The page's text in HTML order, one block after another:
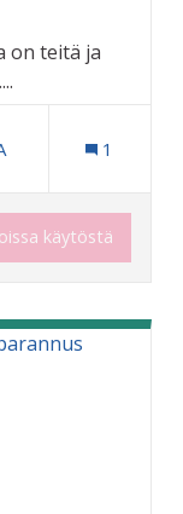
on teitä ja
1
käytöstä